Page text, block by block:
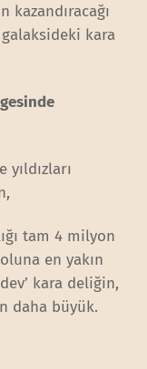
kazandıracağı
kara
tam 4 milyon
en yakın
kara deliğin,
daha büyük.